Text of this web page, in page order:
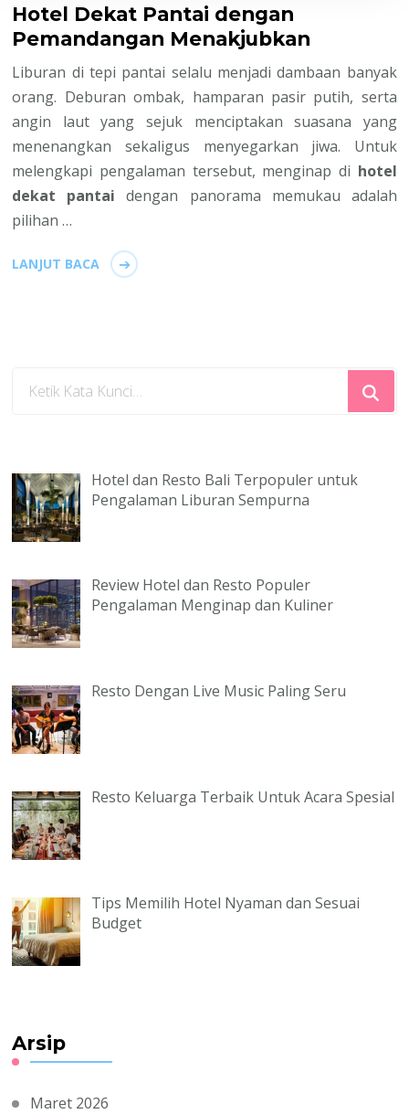
Hotel Dekat Pantai dengan
Pemandangan Menakjubkan
Liburan di tepi pantai selalu menjadi dambaan banyak
orang. Deburan ombak, hamparan pasir putih, serta
angin laut yang sejuk menciptakan suasana yang
menenangkan sekaligus menyegarkan jiwa. Untuk
melengkapi pengalaman tersebut, menginap di hotel
dekat pantai dengan panorama memukau adalah
pilihan …
LANJUT BACA
Sesuatu?
Hotel dan Resto Bali Terpopuler untuk
Pengalaman Liburan Sempurna
Review Hotel dan Resto Populer
Pengalaman Menginap dan Kuliner
Resto Dengan Live Music Paling Seru
Resto Keluarga Terbaik Untuk Acara Spesial
Tips Memilih Hotel Nyaman dan Sesuai
Budget
Arsip
Maret 2026